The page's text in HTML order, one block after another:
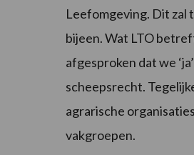
Leefomgeving. Dit zal
bijeen. Wat LTO
afgesproken dat we
scheepsrecht.
agrarische
vakgroepen.